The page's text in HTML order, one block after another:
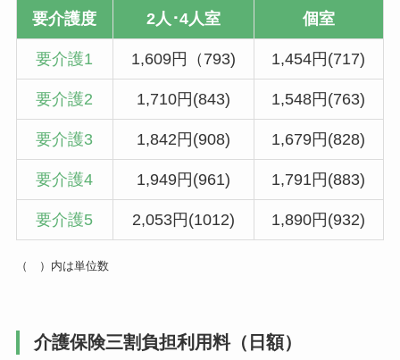
要介護度 2人･4人室 個室
要介護1 1,609円（793) 1,454円(717)
要介護2 1,710円(843) 1,548円(763)
要介護3 1,842円(908) 1,679円(828)
要介護4 1,949円(961) 1,791円(883)
要介護5 2,053円(1012) 1,890円(932)
（ ）内は単位数
介護保険三割負担利用料（日額）